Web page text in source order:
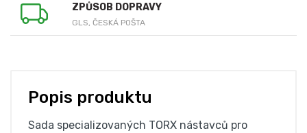
ZPŮSOB DOPRAVY
GLS, ČESKÁ POŠTA
Popis produktu
Sada specializovaných TORX nástavců pro